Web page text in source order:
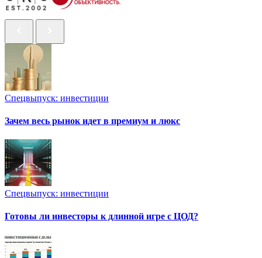
Спецвыпуск: инвестиции
Зачем весь рынок идет в премиум и люкс
Спецвыпуск: инвестиции
Готовы ли инвесторы к длинной игре с ЦОД?